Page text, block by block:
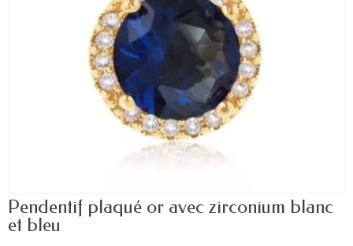
Pendentif plaqué or avec zirconium blanc
et bleu